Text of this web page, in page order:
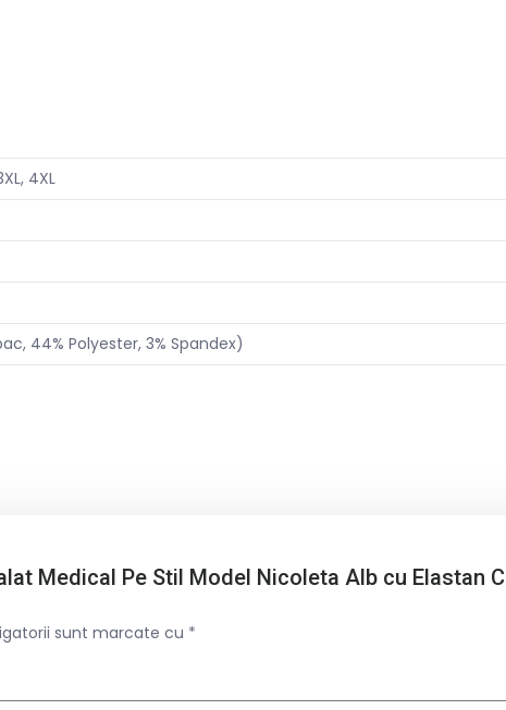
4XL
44% Polyester, 3% Spandex)
Medical Pe Stil Model Nicoleta Alb cu Elastan
sunt marcate cu *